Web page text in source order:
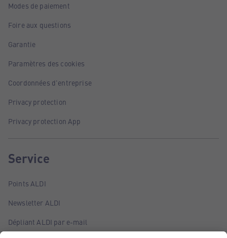
Modes de paiement
Foire aux questions
Garantie
Paramètres des cookies
Coordonnées d'entreprise
Privacy protection
Privacy protection App
Service
Points ALDI
Newsletter ALDI
Dépliant ALDI par e-mail